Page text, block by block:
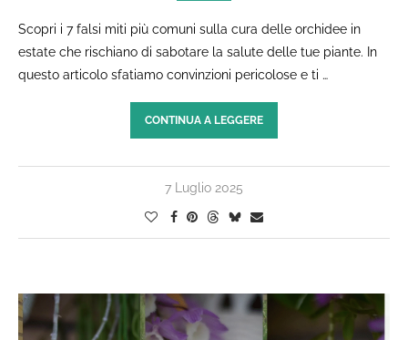
Scopri i 7 falsi miti più comuni sulla cura delle orchidee in
estate che rischiano di sabotare la salute delle tue piante. In
questo articolo sfatiamo convinzioni pericolose e ti …
CONTINUA A LEGGERE
7 Luglio 2025